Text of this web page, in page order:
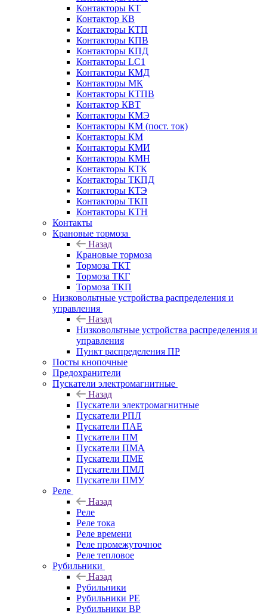
Контакторы КТ
Контактор КВ
Контакторы КТП
Контакторы КПВ
Контакторы КПД
Контакторы LC1
Контакторы КМД
Контакторы МК
Контакторы КТПВ
Контактор КВТ
Контакторы КМЭ
Контакторы КМ (пост. ток)
Контакторы КМ
Контакторы КМИ
Контакторы КМН
Контакторы КТК
Контакторы ТКПД
Контакторы КТЭ
Контакторы ТКП
Контакторы КТН
Контакты
Крановые тормоза
Назад
Крановые тормоза
Тормоза ТКТ
Тормоза ТКГ
Тормоза ТКП
Низковольтные устройства распределения и
управления
Назад
Низковольтные устройства распределения и
управления
Пункт распределения ПР
Посты кнопочные
Предохранители
Пускатели электромагнитные
Назад
Пускатели электромагнитные
Пускатели РПЛ
Пускатели ПАЕ
Пускатели ПМ
Пускатели ПМА
Пускатели ПМЕ
Пускатели ПМЛ
Пускатели ПМУ
Реле
Назад
Реле
Реле тока
Реле времени
Реле промежуточное
Реле тепловое
Рубильники
Назад
Рубильники
Рубильники РЕ
Рубильники ВР